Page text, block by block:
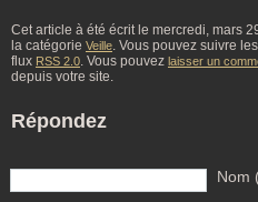
Cet article à été écrit le mercredi, mars
la catégorie Veille. Vous pouvez suivre
flux RSS 2.0. Vous pouvez laisser un
depuis votre site.
Répondez
Nom